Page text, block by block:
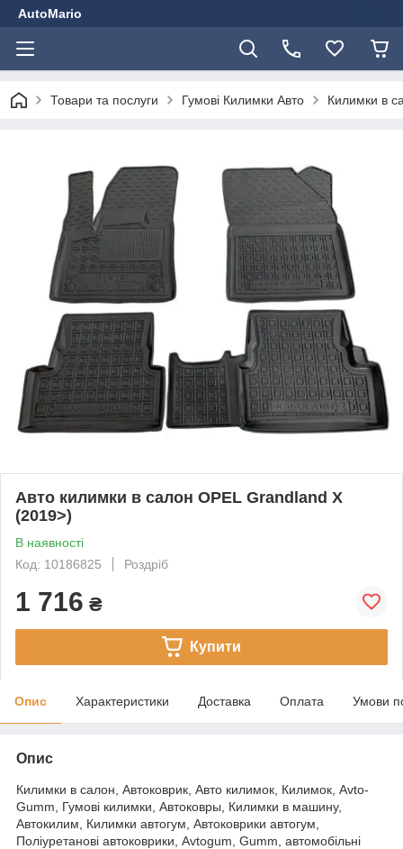
AutoMario
Товари та послуги Гумові Килимки Авто Килимки в
Авто килимки в салон OPEL Grandland X
(2019>)
В наявності
Код: 10186825
Роздріб
1 716 ₴
Купити
Опис Характеристики Доставка Оплата Умови
Опис
Килимки в салон, Автоковрик, Авто килимок, Килимок, Avto-
Gumm, Гумові килимки, Автоковры, Килимки в машину,
Автокилим, Килимки автогум, Автоковрики автогум,
Поліуретанові автоковрики, Avtogum, Gumm, автомобільні